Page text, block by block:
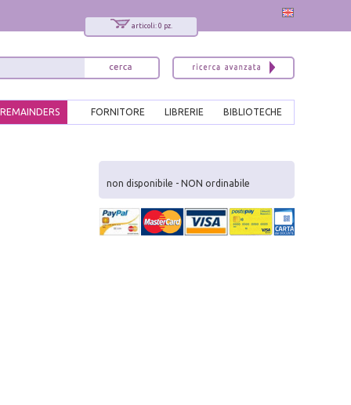
articoli: 0 pz.
BIBLIOTECHE
LIBRERIE
FORNITORE
REMAINDERS
non disponibile - NON ordinabile
x
Interessato ai nostri libri?
Allora iscriviti alla nostra newsletter!
Sarai informato delle nostre novità, potrai
comunque cancellarti quando desideri.